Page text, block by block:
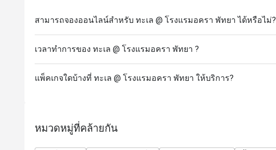
สามารถจองออนไลน์สำหรับ ทะเล @ โรงแรมอครา พัทยา ได้หรือไม่?
เวลาทำการของ ทะเล @ โรงแรมอครา พัทยา ?
แพ็คเกจใดบ้างที่ ทะเล @ โรงแรมอครา พัทยา ให้บริการ?
หมวดหมู่ที่คล้ายกัน